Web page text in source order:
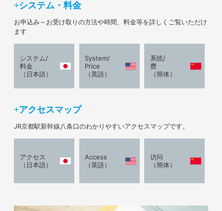
システム・料金
お申込み～お受け取りの方法や時間、料金等を詳しくご覧いただけ
ます
システム/
料金
（日本語）
System/
Price
（英語）
系统/
费
（簡体）
アクセスマップ
JR京都駅新幹線八条口のわかりやすいアクセスマップです。
アクセス
（日本語）
Access
（英語）
访问
（簡体）